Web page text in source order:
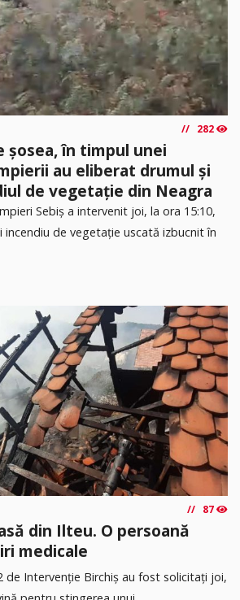
282
șosea, în timpul unei
au eliberat drumul și
de vegetație din Neagra
Sebiș a intervenit joi, la ora 15:10,
de vegetație uscată izbucnit în
87
din Ilteu. O persoană
medicale
de Intervenție Birchiș au fost solicitați joi,